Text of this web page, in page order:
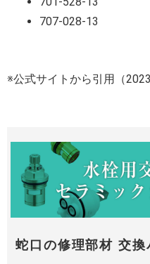
707-028-13
※公式サイトから引用（2023
蛇口の修理部材 交換